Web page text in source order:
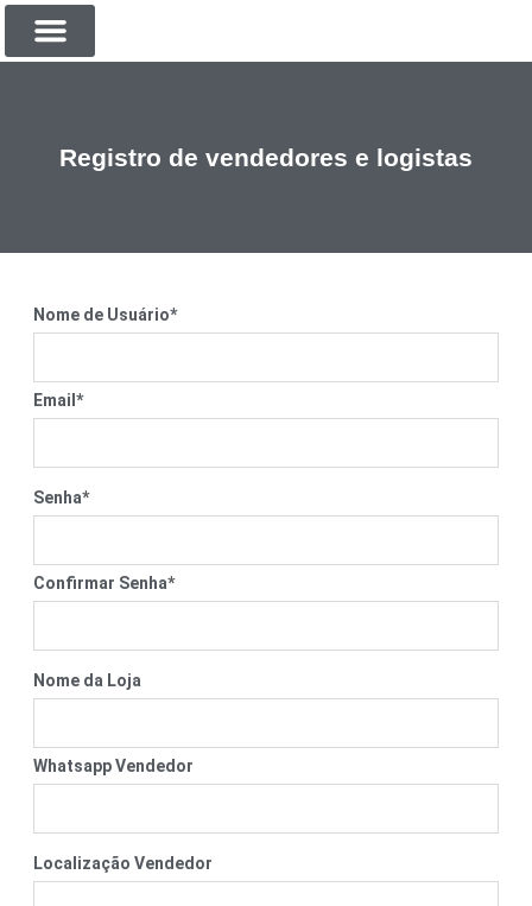
Registro de vendedores e logistas
Nome de Usuário*
Email*
Senha*
Confirmar Senha*
Nome da Loja
Whatsapp Vendedor
Localização Vendedor